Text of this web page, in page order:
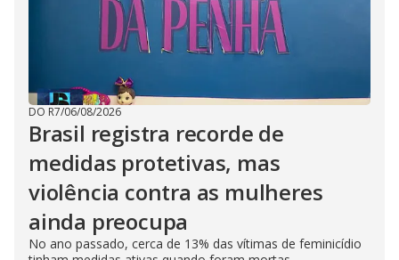
DO R7/06/08/2026
Brasil registra recorde de
medidas protetivas, mas
violência contra as mulheres
ainda preocupa
No ano passado, cerca de 13% das vítimas de feminicídio